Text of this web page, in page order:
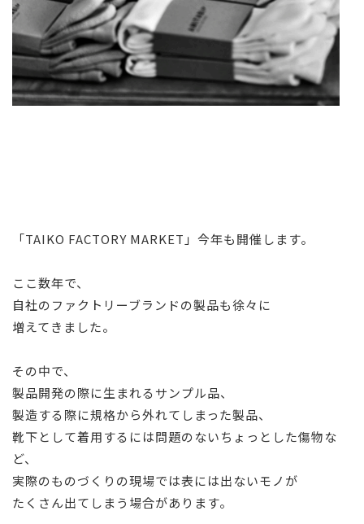
「TAIKO FACTORY MARKET」今年も開催します。
ここ数年で、
自社のファクトリーブランドの製品も徐々に
増えてきました。
その中で、
製品開発の際に生まれるサンプル品、
製造する際に規格から外れてしまった製品、
靴下として着用するには問題のないちょっとした傷物な
ど、
実際のものづくりの現場では表には出ないモノが
たくさん出てしまう場合があります。